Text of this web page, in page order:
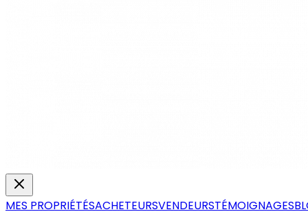
MES PROPRIÉTÉSACHETEURSVENDEURSTÉMOIGNAGES